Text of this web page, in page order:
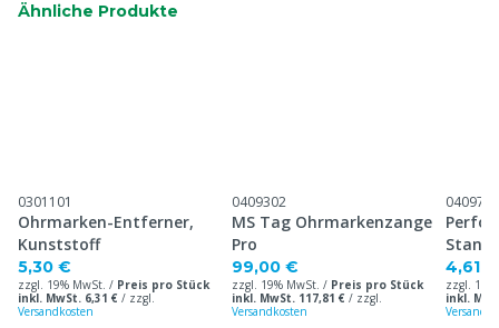
Ähnliche Produkte
0301101
Ohrmarken-Entferner,
Kunststoff
5,30 €
zzgl. 19% MwSt. / Preis pro Stück
inkl. MwSt. 6,31 € / zzgl.
Versandkosten
0409302
MS Tag Ohrmarkenzange
Pro
99,00 €
zzgl. 19% MwSt. / Preis pro Stück
inkl. MwSt. 117,81 € / zzgl.
Versandkosten
0409716
4,61 €
zzgl.
inkl.